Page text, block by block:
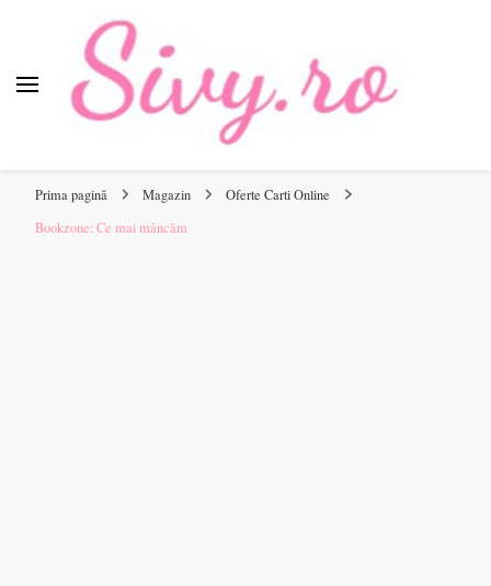
online pentru tine.
Prima pagină Magazin
Oferte Carti Online
Bookzone: Ce mai mâncăm